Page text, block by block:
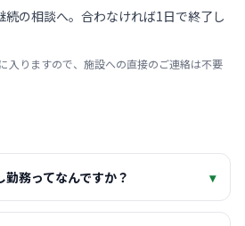
の相談へ。合わなければ1日で終了し
入りますので、施設への直接のご連絡は不要
勤務ってなんですか？ ▾